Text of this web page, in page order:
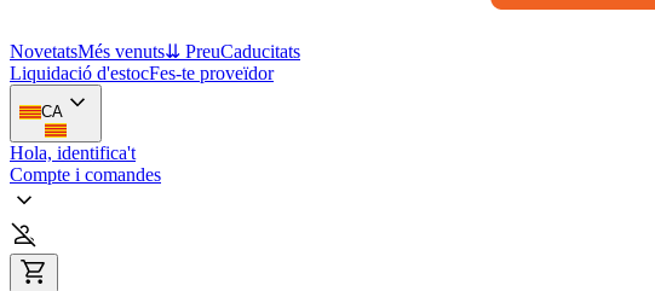
NovetatsMés venuts⇊ PreuCaducitats
Liquidació d'estocFes-te proveïdor
CA
Hola, identifica't
Compte i comandes